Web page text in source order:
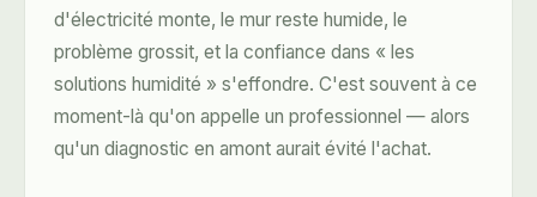
d'électricité monte, le mur reste humide, le
problème grossit, et la confiance dans « les
solutions humidité » s'effondre. C'est souvent à ce
moment-là qu'on appelle un professionnel — alors
qu'un diagnostic en amont aurait évité l'achat.